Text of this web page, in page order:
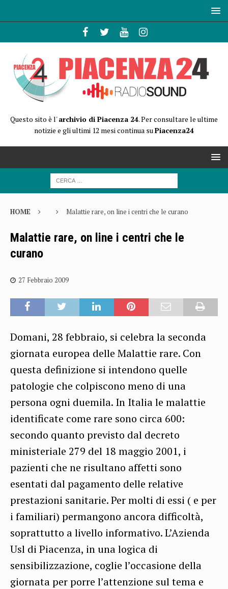
Questo sito è l'archivio di Piacenza 24. Per consultare le ultime
notizie e gli ultimi 12 mesi continua suPiacenza24
HOME Malattie rare, on line i centri che le curano
Malattie rare, on line i centri che le
curano
27 Febbraio 2009
Domani, 28 febbraio, si celebra la seconda
giornata europea delle Malattie rare. Con
questa definizione si intendono quelle
patologie che colpiscono meno di una
persona ogni duemila. In Italia le malattie
identificate come rare sono circa 600:
secondo quanto previsto dal decreto
ministeriale 279 del 18 maggio 2001, i
pazienti che ne risultano affetti sono
esentati dal pagamento delle relative
prestazioni sanitarie. Per molti di essi ( e per
i familiari) permangono ancora difficoltà,
soprattutto a livello informativo. L’Azienda
Usl di Piacenza, in una logica di
sensibilizzazione, coglie l’occasione della
giornata per porre l’attenzione sul tema e